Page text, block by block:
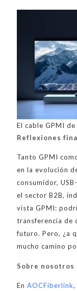
El cable GPMI
Reflexiones
Tanto GPMI
en la evolución
consumidor,
el sector B2B,
vista GPMI:
transferencia de
futuro. Pero, ¿a
mucho camino
Sobre nosotros
En AOCFiberlink,